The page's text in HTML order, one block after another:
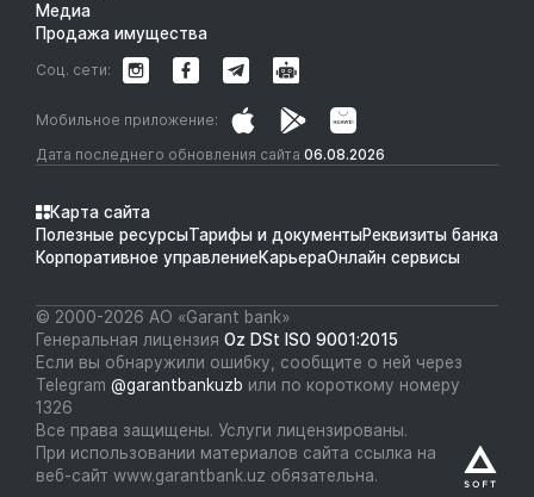
Медиа
Продажа имущества
Дата последнего обновления сайта 06.08.2026
Мобильное приложение:
Соц. сети:
Карта сайта
Полезные ресурсыТарифы и документыРеквизиты банка
Корпоративное управлениеКарьераОнлайн сервисы
© 2000-2026 АО «Garant bank»
Генеральная лицензия Oz DSt ISO 9001:2015
Если вы обнаружили ошибку, сообщите о ней через
Telegram @garantbankuzb или по короткому номеру
1326
Все права защищены. Услуги лицензированы.
При использовании материалов сайта ссылка на
веб-сайт www.garantbank.uz обязательна.